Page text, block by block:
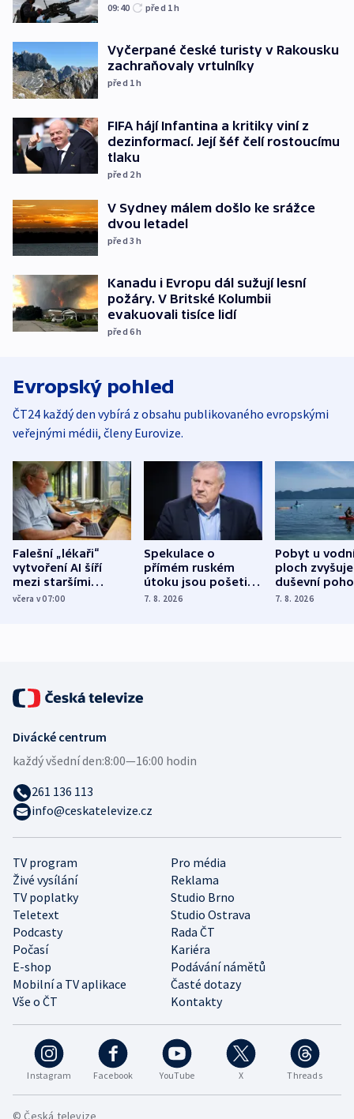
09:40 před 1h
Vyčerpané české turisty v Rakousku
zachraňovaly vrtulníky
před 1h
FIFA hájí Infantina a kritiky viní z
dezinformací. Její šéf čelí rostoucímu
tlaku
před 2h
V Sydney málem došlo ke srážce
dvou letadel
před 3h
Kanadu i Evropu dál sužují lesní
požáry. V Britské Kolumbii
evakuovali tisíce lidí
před 6h
Evropský pohled
ČT24 každý den vybírá z obsahu publikovaného evropskými
veřejnými médii, členy Eurovize.
Falešní „lékaři“
vytvoření AI šíří
mezi staršími
Poláky nebezpečné
včera v 07:00
Spekulace o
přímém ruském
útoku jsou pošetilé,
míní estonský
7. 8. 2026
Pobyt u
ploch zvyšuje
duševní
ukázala
7. 8. 2026
Instagram Facebook YouTube X Threads
TV program
Pro média
Živé vysílání
Reklama
TV poplatky
Studio Brno
Teletext
Studio Ostrava
Podcasty
Rada ČT
Počasí
Kariéra
E-shop
Podávání námětů
Mobilní a TV aplikace
Časté dotazy
Vše o ČT
Kontakty
Divácké centrum
každý všední den:8:00—16:00 hodin
261 136 113
info@ceskatelevize.cz
© Česká televize